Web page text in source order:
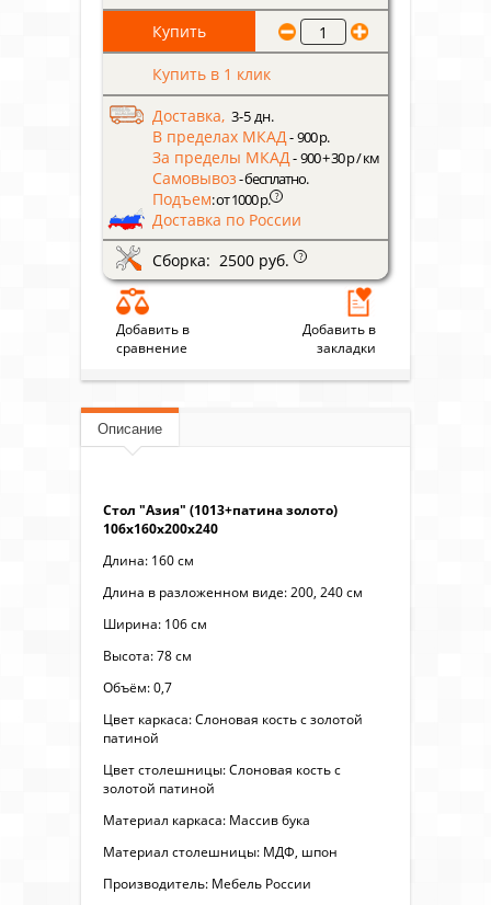
Купить в 1 клик
Доставка, 3-5 дн.
В пределах МКАД- 900 р.
За пределы МКАД- 900 + 30 р / км
Самовывоз- бесплатно.
Подъем: от 1000 р. ?
Доставка по России
Сборка: 2500 руб.
?
Добавить в
сравнение
Добавить в
закладки
Описание
Стол "Азия" (1013+патина золото)
106х160х200х240
Длина: 160 см
Длина в разложенном виде: 200, 240 см
Ширина: 106 см
Высота: 78 см
Объём: 0,7
Цвет каркаса: Слоновая кость с золотой
патиной
Цвет столешницы: Слоновая кость с
золотой патиной
Материал каркаса: Массив бука
Материал столешницы: МДФ, шпон
Производитель: Мебель России